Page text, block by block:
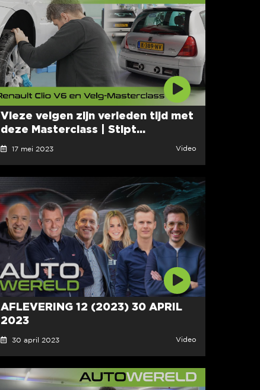
Vieze velgen zijn verleden tijd met
deze Masterclass | Stipt...
17 mei 2023 Video
AFLEVERING 12 (2023) 30 APRIL
2023
30 april 2023 Video